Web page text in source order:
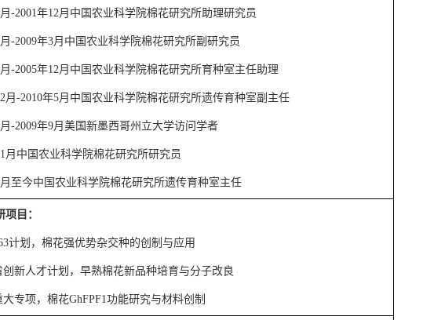
月 -2001年12月中国农业科学院棉花研究所助理研究员
月 -2009年3月中国农业科学院棉花研究所副研究员
月 -2005年12月中国农业科学院棉花研究所育种室主任助理
月 -2010年5月中国农业科学院棉花研究所遗传育种室副主任
月 -2009年9月美国新墨西哥州立大学访问学者
月中国农业科学院棉花研究所研究员
月至今中国农业科学院棉花研究所遗传育种室主任
目：
计划，棉花强优势杂交种的创制与应用
创新人才计划，早熟棉花新品种培育与分子改良
大专项，棉花GhFPF1功能研究与材料创制